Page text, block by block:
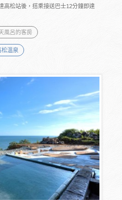
高松站後，搭乘接送巴士12分鐘即達
風呂的客房
松溫泉